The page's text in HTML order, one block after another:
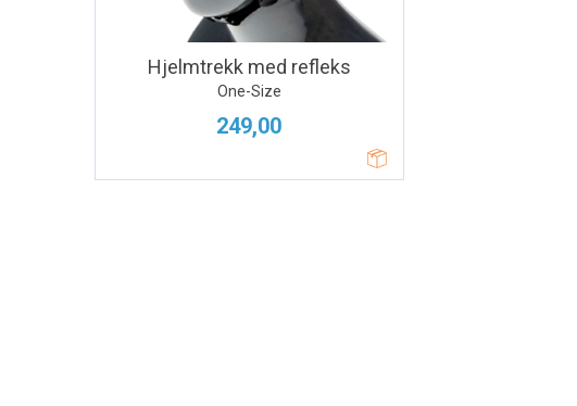
Hjelmtrekk med refleks
One-Size
249,00